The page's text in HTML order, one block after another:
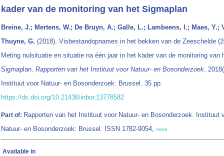
kader van de monitoring van het Sigmaplan
Breine, J.; Mertens, W.; De Bruyn, A.; Galle, L.; Lambeens, I.; Maes, Y.;
Thuyne, G. (2018). Visbestandopnames in het bekken van de Zeeschelde
Meting nulsituatie en situatie na één jaar in het kader van de monitoring van
Sigmaplan. Rapporten van het Instituut voor Natuur- en Bosonderzoek,
Instituut voor Natuur- en Bosonderzoek: Brussel. 35 pp.
https://dx.doi.org/10.21436/inbor.13778582
Part of: Rapporten van het Instituut voor Natuur- en Bosonderzoek. Instituut
Natuur- en Bosonderzoek: Brussel. ISSN 1782-9054, more
Available in